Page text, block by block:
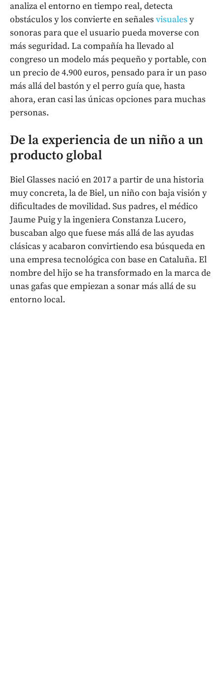
analiza el entorno en tiempo real, detecta
obstáculos y los convierte en señales visuales y
sonoras para que el usuario pueda moverse con
más seguridad. La compañía ha llevado al
congreso un modelo más pequeño y portable, con
un precio de 4.900 euros, pensado para ir un paso
más allá del bastón y el perro guía que, hasta
ahora, eran casi las únicas opciones para muchas
personas.
De la experiencia de un niño a un
producto global
Biel Glasses nació en 2017 a partir de una historia
muy concreta, la de Biel, un niño con baja visión y
dificultades de movilidad. Sus padres, el médico
Jaume Puig y la ingeniera Constanza Lucero,
buscaban algo que fuese más allá de las ayudas
clásicas y acabaron convirtiendo esa búsqueda en
una empresa tecnológica con base en Cataluña. El
nombre del hijo se ha transformado en la marca de
unas gafas que empiezan a sonar más allá de su
entorno local.